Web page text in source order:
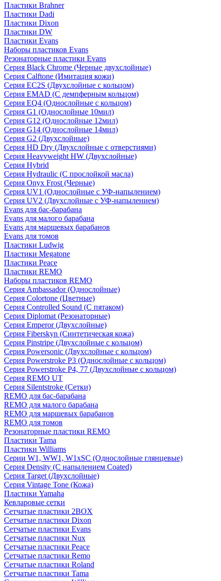
Пластики Brahner
Пластики Dadi
Пластики Dixon
Пластики DW
Пластики Evans
Наборы пластиков Evans
Резонаторные пластики Evans
Серия Black Chrome (Черные двухслойные)
Серия Calftone (Имитация кожи)
Серия EC2S (Двухслойные с кольцом)
Серия EMAD (С демпферным кольцом)
Серия EQ4 (Однослойные с кольцом)
Серия G1 (Однослойные 10мил)
Серия G12 (Однослойные 12мил)
Серия G14 (Однослойные 14мил)
Серия G2 (Двухслойные)
Серия HD Dry (Двухслойные с отверстиями)
Серия Heavyweight HW (Двухслойные)
Серия Hybrid
Серия Hydraulic (С прослойкой масла)
Серия Onyx Frost (Черные)
Серия UV1 (Однослойные с УФ-напылением)
Серия UV2 (Двухслойные с УФ-напылением)
Evans для бас-барабана
Evans для малого барабана
Evans для маршевых барабанов
Evans для томов
Пластики Ludwig
Пластики Megatone
Пластики Peace
Пластики REMO
Наборы пластиков REMO
Серия Ambassador (Однослойные)
Серия Colortone (Цветные)
Серия Controlled Sound (С пятаком)
Серия Diplomat (Резонаторные)
Серия Emperor (Двухслойные)
Серия Fiberskyn (Синтетическая кожа)
Серия Pinstripe (Двухслойные с кольцом)
Серия Powersonic (Двухслойные с кольцом)
Серия Powerstroke P3 (Однослойные с кольцом)
Серия Powerstroke P4, 77 (Двухслойные с кольцом)
Серия REMO UT
Серия Silentstroke (Сетки)
REMO для бас-барабана
REMO для малого барабана
REMO для маршевых барабанов
REMO для томов
Резонаторные пластики REMO
Пластики Tama
Пластики Williams
Серии W1, WW1, W1xSC (Однослойные глянцевые)
Серия Density (C напылением Coated)
Серия Target (Двухслойные)
Серия Vintage Tone (Кожа)
Пластики Yamaha
Кевларовые сетки
Сетчатые пластики 2BOX
Сетчатые пластики Dixon
Сетчатые пластики Evans
Сетчатые пластики Nux
Сетчатые пластики Peace
Сетчатые пластики Remo
Сетчатые пластики Roland
Сетчатые пластики Tama